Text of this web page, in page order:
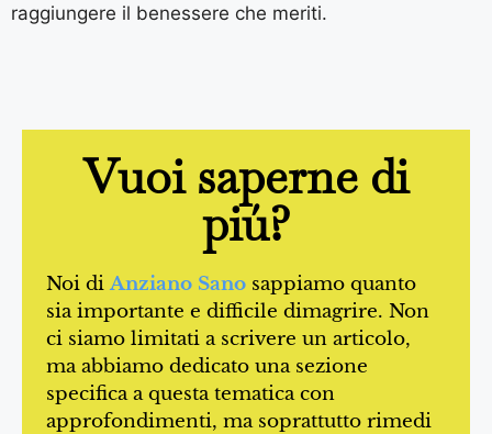
raggiungere il benessere che meriti.
Vuoi saperne di
piú?
Noi diAnziano Sano sappiamo quanto
sia importante e difficile dimagrire. Non
ci siamo limitati a scrivere un articolo,
ma abbiamo dedicato una sezione
specifica a questa tematica con
approfondimenti, ma soprattutto rimedi